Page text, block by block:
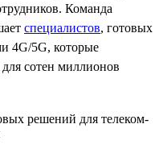
Команда
специалистов, готовых
4G/5G, которые
для сотен миллионов